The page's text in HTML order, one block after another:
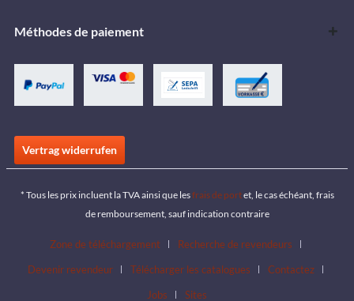
Méthodes de paiement
Vertrag widerrufen
* Tous les prix incluent la TVA ainsi que lesfrais de portet, le cas échéant, frais
de remboursement, sauf indication contraire
Zone de téléchargement
Recherche de revendeurs
Devenir revendeur
Télécharger les catalogues
Contactez
Jobs
Sites